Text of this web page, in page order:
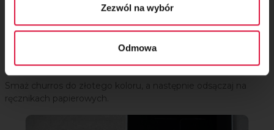
Zezwól na wybór
Odmowa
Krok 7
Smaż churros do złotego koloru, a następnie odsączaj na
ręcznikach papierowych.